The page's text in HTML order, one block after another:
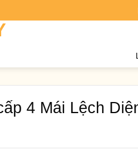
4 Mái Lệch
Dự